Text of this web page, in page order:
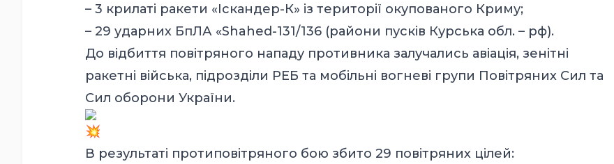
– 3 крилаті ракети «Іскандер-К» із території окупованого Криму;
– 29 ударних БпЛА «Shahed-131/136 (райони пусків Курська обл. – рф).
До відбиття повітряного нападу противника залучались авіація, зенітні
ракетні війська, підрозділи РЕБ та мобільні вогневі групи Повітряних Сил та
Сил оборони України.
В результаті протиповітряного бою збито 29 повітряних цілей: